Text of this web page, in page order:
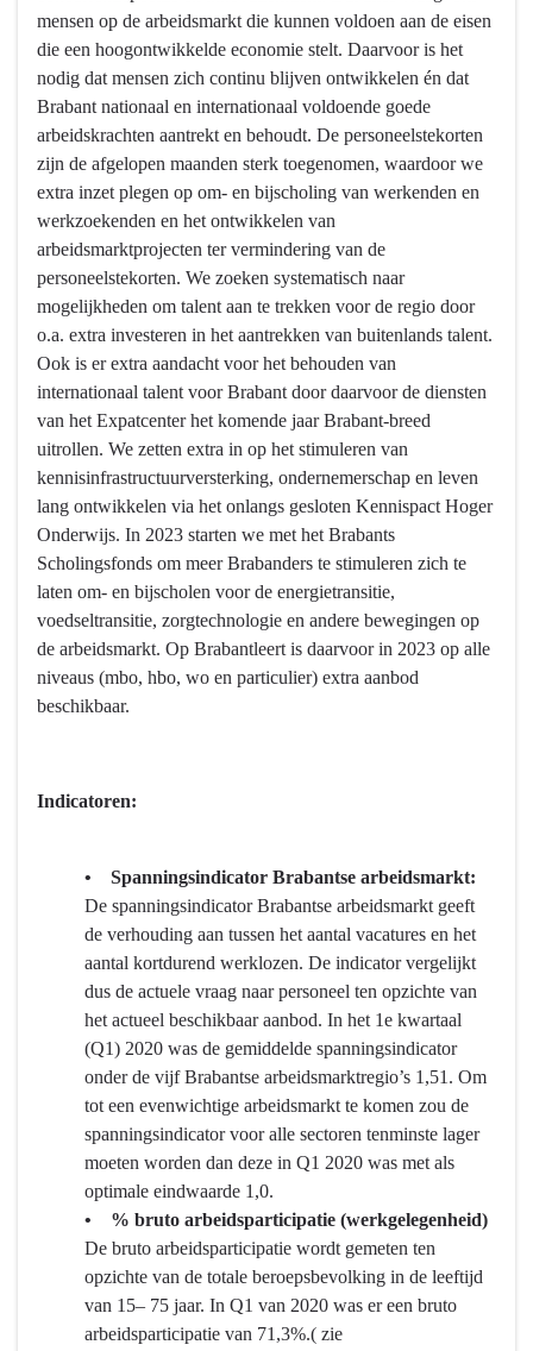
Economie,
Kennis
Talentontwikkeling
Wat
willen
we
bereiken?
Inzetten
talentontwikkeling
voor
kenniseconomie
van
morgen
mensen op de arbeidsmarkt die kunnen voldoen aan de eisen
die een hoogontwikkelde economie stelt. Daarvoor is het
nodig dat mensen zich continu blijven ontwikkelen én dat
Brabant nationaal en internationaal voldoende goede
arbeidskrachten aantrekt en behoudt. De personeelstekorten
zijn de afgelopen maanden sterk toegenomen, waardoor we
extra inzet plegen op om- en bijscholing van werkenden en
werkzoekenden en het ontwikkelen van
arbeidsmarktprojecten ter vermindering van de
personeelstekorten. We zoeken systematisch naar
mogelijkheden om talent aan te trekken voor de regio door
o.a. extra investeren in het aantrekken van buitenlands talent.
Ook is er extra aandacht voor het behouden van
internationaal talent voor Brabant door daarvoor de diensten
van het Expatcenter het komende jaar Brabant-breed
uitrollen. We zetten extra in op het stimuleren van
kennisinfrastructuurversterking, ondernemerschap en leven
lang ontwikkelen via het onlangs gesloten Kennispact Hoger
Onderwijs. In 2023 starten we met het Brabants
Scholingsfonds om meer Brabanders te stimuleren zich te
laten om- en bijscholen voor de energietransitie,
voedseltransitie, zorgtechnologie en andere bewegingen op
de arbeidsmarkt. Op Brabantleert is daarvoor in 2023 op alle
niveaus (mbo, hbo, wo en particulier) extra aanbod
beschikbaar.
Indicatoren:
• Spanningsindicator Brabantse arbeidsmarkt:
De spanningsindicator Brabantse arbeidsmarkt geeft
de verhouding aan tussen het aantal vacatures en het
aantal kortdurend werklozen. De indicator vergelijkt
dus de actuele vraag naar personeel ten opzichte van
het actueel beschikbaar aanbod. In het 1e kwartaal
(Q1) 2020 was de gemiddelde spanningsindicator
onder de vijf Brabantse arbeidsmarktregio’s 1,51. Om
tot een evenwichtige arbeidsmarkt te komen zou de
spanningsindicator voor alle sectoren tenminste lager
moeten worden dan deze in Q1 2020 was met als
optimale eindwaarde 1,0.
• % bruto arbeidsparticipatie (werkgelegenheid)
De bruto arbeidsparticipatie wordt gemeten ten
opzichte van de totale beroepsbevolking in de leeftijd
van 15– 75 jaar. In Q1 van 2020 was er een bruto
arbeidsparticipatie van 71,3%.( zie